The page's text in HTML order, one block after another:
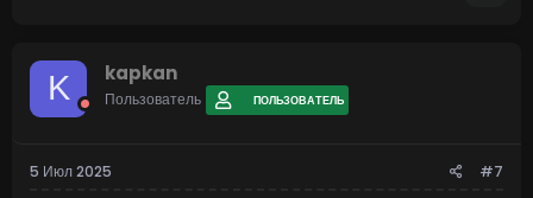
K kapkan
Пользователь ПОЛЬЗОВАТЕЛЬ
5 Июл 2025 #7